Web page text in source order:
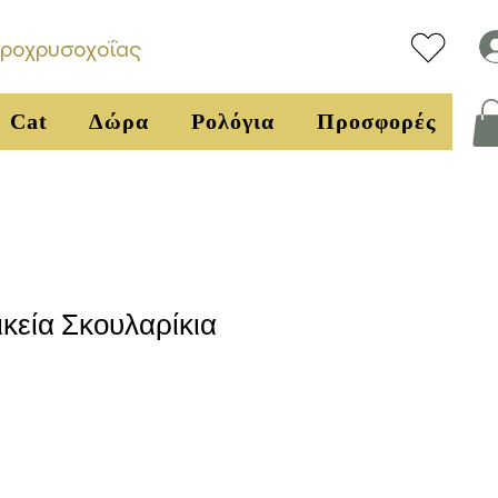
Σκουλαρίκια
Cat Δώρα Ρολόγια Προσφορές